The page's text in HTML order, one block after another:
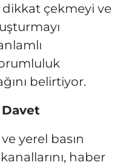
çekmeyi ve
belirtiyor.
Davet
yerel basın
haber